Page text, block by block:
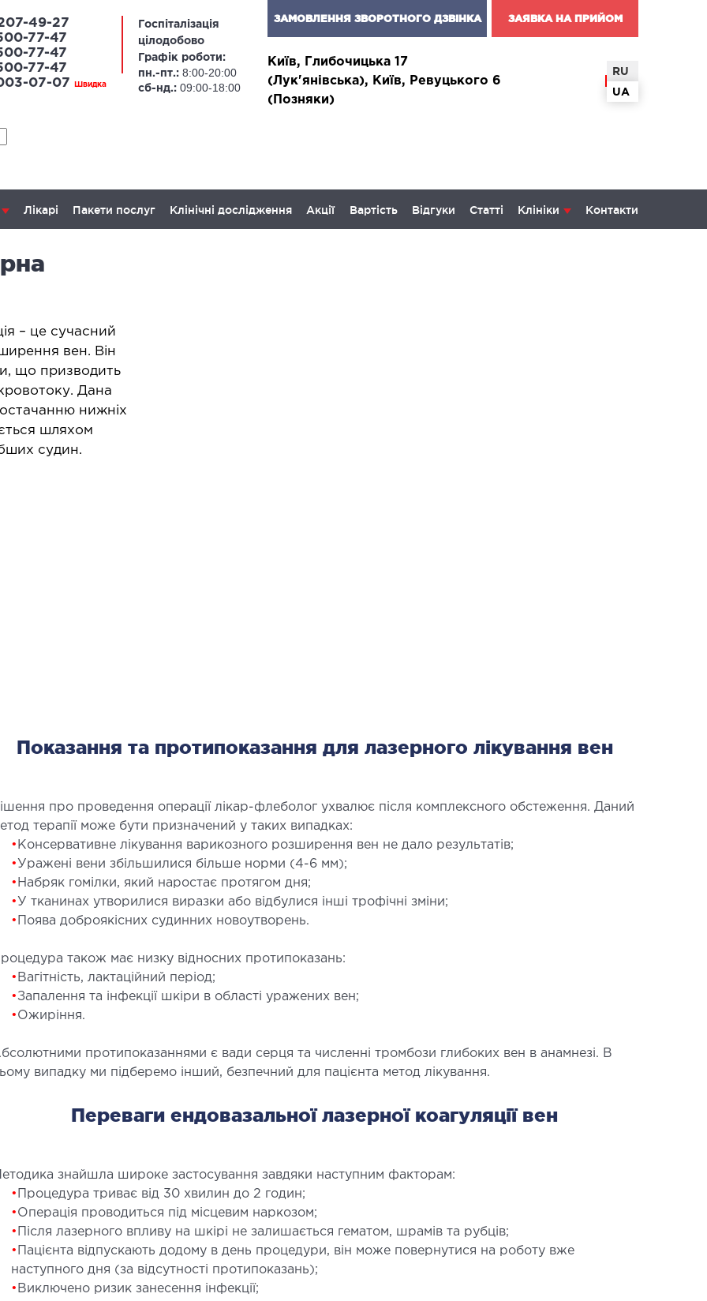
49-27
77-47
77-47
77-47
07-07
Швидка
Госпіталізація
цілодобово
Графік роботи:
пн.-пт.: 8:00-20:00
сб-нд.: 09:00-18:00
ЗАМОВЛЕННЯ ЗВОРОТНОГО ДЗВІНКА ЗАЯВКА НА ПРИЙОМ
Київ, Глибочицька 17
(Лук'янівська), Київ, Ревуцького 6
(Позняки)
RU
UA
Лікарі Пакети послуг Клінічні дослідження Акції Вартість Відгуки Статті Клініки Контакти
в онкології
в хірургії
Пластична урологія
ЛІКУВАННЯ ЗАХВОРЮВАНЬ
ПЕЧІНКИ І ЖОВЧНИХ ПРОТОК
хвороб печінки
печінки і жовчних проток
СТАЦІОНАР
інтенсивної терапії
стаціонар
транспортування у Києві та
(Перевезення хворих)
допомога в Києві
ДІАГНОСТИКА
УЗД магістральних судин
Лабораторна діагностика
Ендоскопія
– це сучасний
вен. Він
що призводить
Дана
нижніх
шляхом
судин.
Показання та протипоказання для лазерного лікування вен
про проведення операції лікар-флеболог ухвалює після комплексного обстеження. Даний
терапії може бути призначений у таких випадках:
• Консервативне лікування варикозного розширення вен не дало результатів;
• Уражені вени збільшилися більше норми (4-6 мм);
• Набряк гомілки, який наростає протягом дня;
• У тканинах утворилися виразки або відбулися інші трофічні зміни;
•
Поява доброякісних судинних новоутворень.
також має низку відносних протипоказань:
• Вагітність, лактаційний період;
• Запалення та інфекції шкіри в області уражених вен;
• Ожиріння.
протипоказаннями є вади серця та численні тромбози глибоких вен в анамнезі. В
випадку ми підберемо інший, безпечний для пацієнта метод лікування.
Переваги ендовазальної лазерної коагуляції вен
знайшла широке застосування завдяки наступним факторам:
•
Процедура триває від 30 хвилин до 2 годин;
• Операція проводиться під місцевим наркозом;
•
Після лазерного впливу на шкірі не залишається гематом, шрамів та рубців;
•
Пацієнта відпускають додому в день процедури, він може повернутися на роботу вже
наступного дня (за відсутності протипоказань);
• Виключено ризик занесення інфекції;